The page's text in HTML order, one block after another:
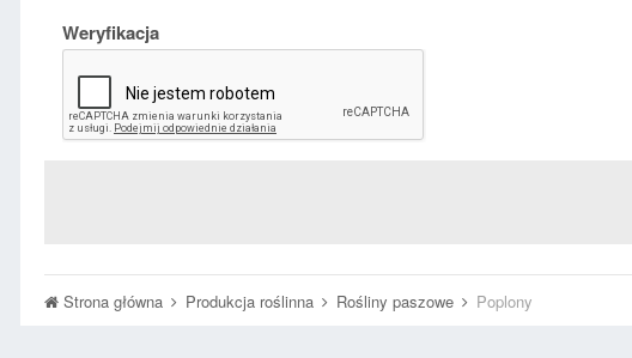
Weryfikacja
Strona główna Produkcja roślinna Rośliny paszowe Poplony